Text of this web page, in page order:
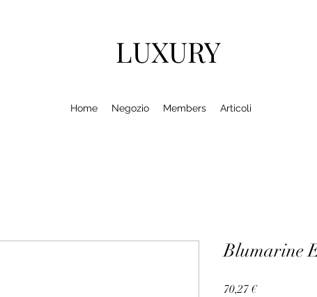
LUXURY
Home Negozio Members Articoli
Blumarine
70,27 €Prezzo